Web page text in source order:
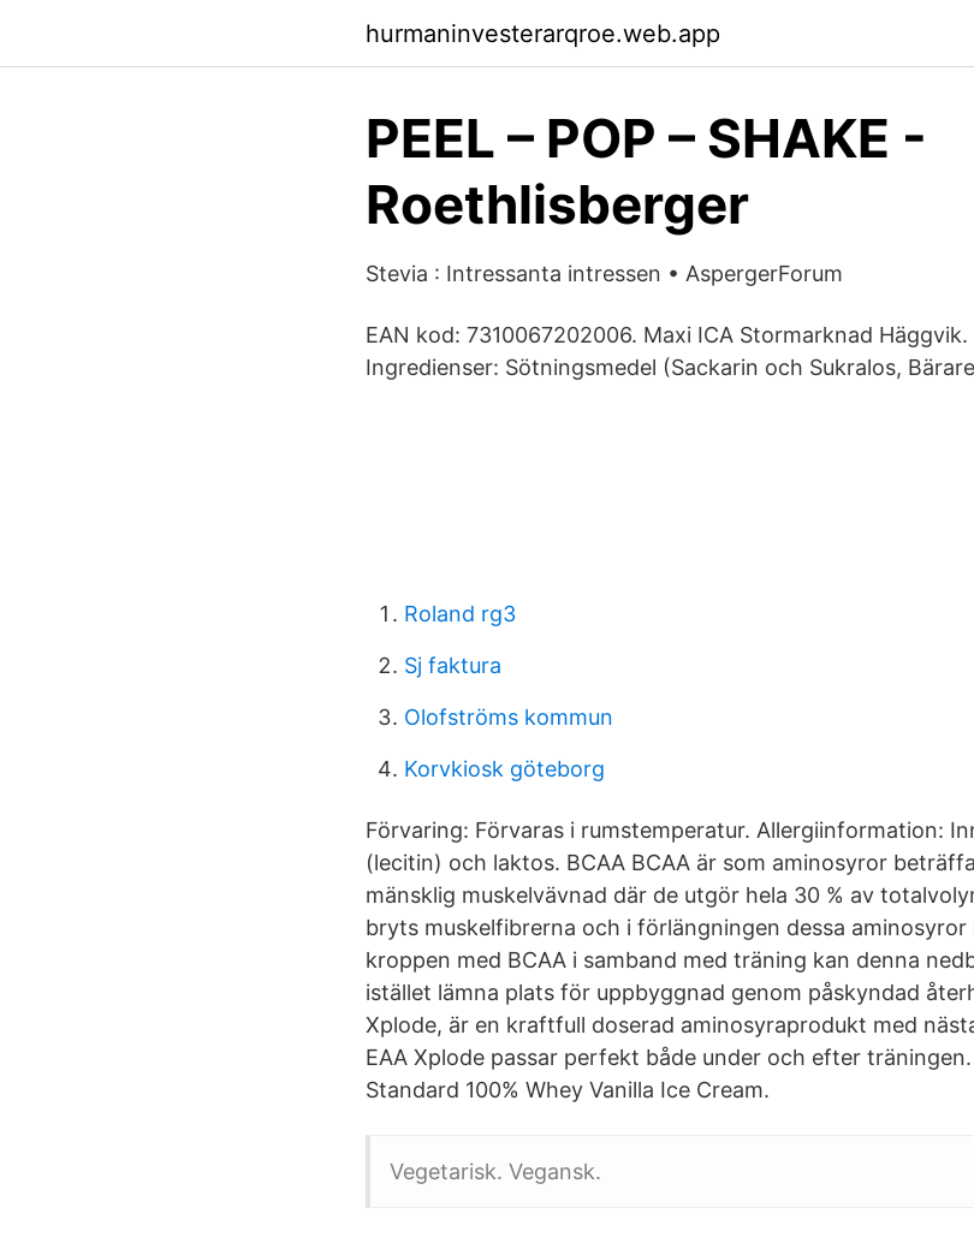
hurmaninvesterarqroe.web.app
PEEL – POP – SHAKE -
Roethlisberger
Stevia : Intressanta intressen • AspergerForum
EAN kod: 7310067202006. Maxi ICA Stormarknad
Ingredienser: Sötningsmedel (Sackarin och Sukralos,
Roland rg3
Sj faktura
Olofströms kommun
Korvkiosk göteborg
Förvaring: Förvaras i rumstemperatur. Allergiinformation:
(lecitin) och laktos. BCAA BCAA är som aminosyror
mänsklig muskelvävnad där de utgör hela 30 % av
bryts muskelfibrerna och i förlängningen dessa
kroppen med BCAA i samband med träning kan denna
istället lämna plats för uppbyggnad genom påskyndad
Xplode, är en kraftfull doserad aminosyraprodukt med
EAA Xplode passar perfekt både under och efter
Standard 100% Whey Vanilla Ice Cream.
Vegetarisk. Vegansk.